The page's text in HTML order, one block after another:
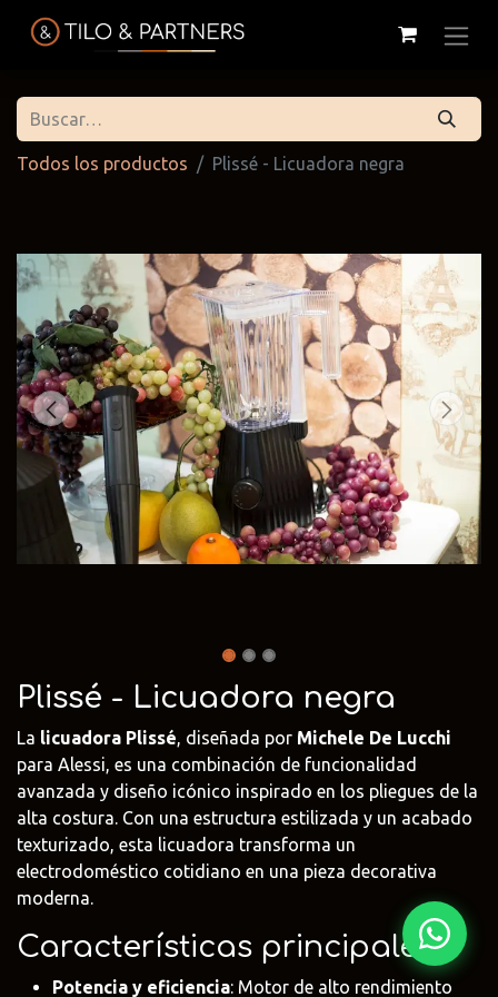
Todos los productos Plissé - Licuadora negra
Plissé - Licuadora negra
La licuadora Plissé, diseñada por Michele De Lucchi
para Alessi, es una combinación de funcionalidad
avanzada y diseño icónico inspirado en los pliegues de la
alta costura. Con una estructura estilizada y un acabado
texturizado, esta licuadora transforma un
electrodoméstico cotidiano en una pieza decorativa
moderna.
Características principales:
Potencia y eficiencia: Motor de alto rendimiento
Tilo & Partners
@tiloandpartners
Cattelan
Italia
@cattelan.uy
Edoné
@edone.it
Franke
@franke.uy
Duravit
@tilobath
Alessi
@alessi.uy
Fima Carlo
Frattini
Adriani e
Rossi
Rubio
Monocoat
@piancauy